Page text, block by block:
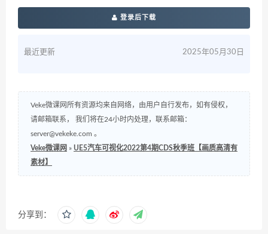
登录后下载
最近更新 2025年05月30日
Veke微课网所有资源均来自网络，由用户自行发布，如有侵权，
请邮箱联系， 我们将在24小时内处理，联系邮箱：
server@vekeke.com 。
Veke微课网 » UE5汽车可视化2022第4期CDS秋季班【画质高清有
素材】
分享到：